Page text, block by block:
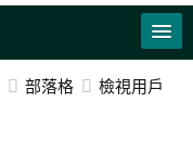
部落格
檢視用戶